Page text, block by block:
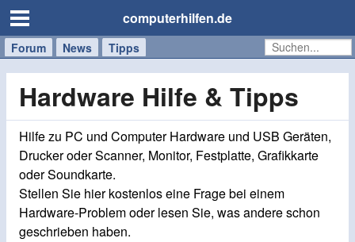
computerhilfen.de
Forum News Tipps
Handy
Windows
Mac
Hardware Hilfe & Tipps
Hilfe zu PC und Computer Hardware und USB Geräten,
Drucker oder Scanner, Monitor, Festplatte, Grafikkarte
oder Soundkarte.
Stellen Sie hier kostenlos eine Frage bei einem
Hardware-Problem oder lesen Sie, was andere schon
geschrieben haben.